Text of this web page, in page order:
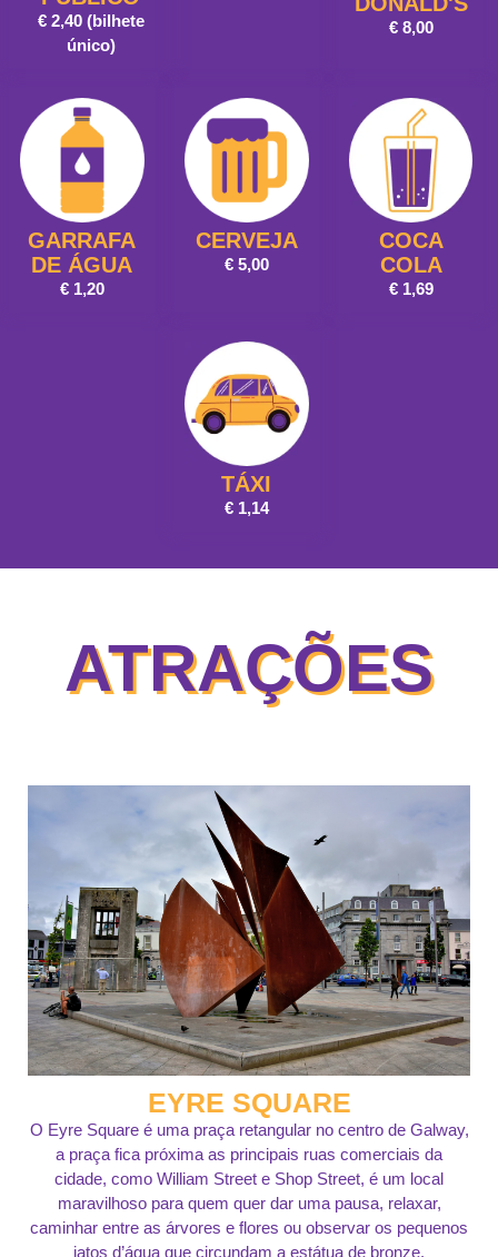
€ 2,40 (bilhete
único)
€ 8,00
GARRAFA
DE ÁGUA
€ 1,20
CERVEJA
€ 5,00
COCA
COLA
€ 1,69
TÁXI
€ 1,14
ATRAÇÕES
EYRE SQUARE
O Eyre Square é uma praça retangular no centro de Galway,
a praça fica próxima as principais ruas comerciais da
cidade, como William Street e Shop Street, é um local
maravilhoso para quem quer dar uma pausa, relaxar,
caminhar entre as árvores e flores ou observar os pequenos
jatos d’água que circundam a estátua de bronze.